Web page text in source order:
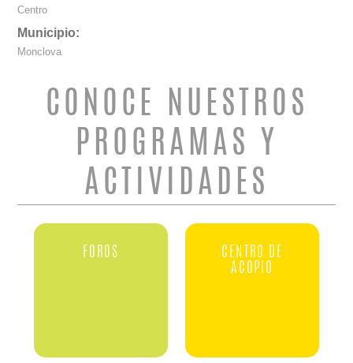
Centro
Municipio:
Monclova
CONOCE NUESTROS
PROGRAMAS Y
ACTIVIDADES
FOROS
CENTRO DE
ACOPIO